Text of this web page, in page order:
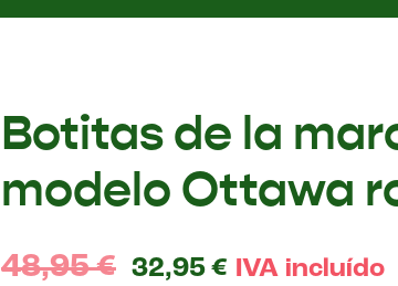
Botitas de la
modelo Ottawa
48,95€ 32,95 € IVA incluído